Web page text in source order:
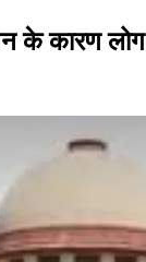
के कारण लोग